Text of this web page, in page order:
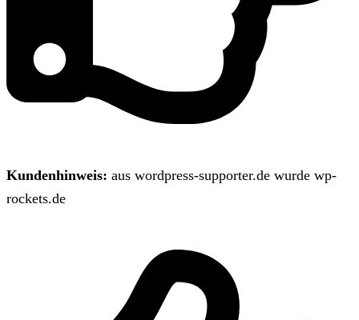
Kundenhinweis: aus wordpress-supporter.de wurde wp-
rockets.de